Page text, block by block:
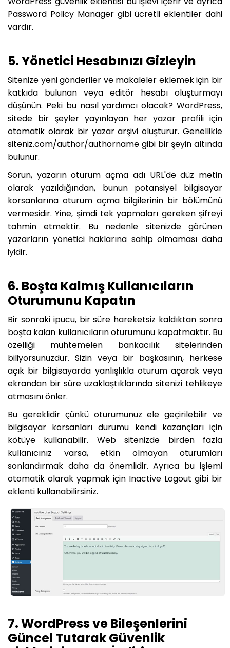
Password Policy Manager gibi ücretli eklentiler dahi
vardır.
5. Yönetici Hesabınızı Gizleyin
Sitenize yeni gönderiler ve makaleler eklemek için bir
katkıda bulunan veya editör hesabı oluşturmayı
düşünün. Peki bu nasıl yardımcı olacak? WordPress,
sitede bir şeyler yayınlayan her yazar profili için
otomatik olarak bir yazar arşivi oluşturur. Genellikle
siteniz.com/author/authorname gibi bir şeyin altında
bulunur.
Sorun, yazarın oturum açma adı URL'de düz metin
olarak yazıldığından, bunun potansiyel bilgisayar
korsanlarına oturum açma bilgilerinin bir bölümünü
vermesidir. Yine, şimdi tek yapmaları gereken şifreyi
tahmin etmektir. Bu nedenle sitenizde görünen
yazarların yönetici haklarına sahip olmaması daha
iyidir.
6. Boşta Kalmış Kullanıcıların
Oturumunu Kapatın
Bir sonraki ipucu, bir süre hareketsiz kaldıktan sonra
boşta kalan kullanıcıların oturumunu kapatmaktır. Bu
özelliği muhtemelen bankacılık sitelerinden
biliyorsunuzdur. Sizin veya bir başkasının, herkese
açık bir bilgisayarda yanlışlıkla oturum açarak veya
ekrandan bir süre uzaklaştıklarında sitenizi tehlikeye
atmasını önler.
Bu gereklidir çünkü oturumunuz ele geçirilebilir ve
bilgisayar korsanları durumu kendi kazançları için
kötüye kullanabilir. Web sitenizde birden fazla
kullanıcınız varsa, etkin olmayan oturumları
sonlandırmak daha da önemlidir. Ayrıca bu işlemi
otomatik olarak yapmak için Inactive Logout gibi bir
eklenti kullanabilirsiniz.
7. WordPress ve Bileşenlerini
Güncel Tutarak Güvenlik